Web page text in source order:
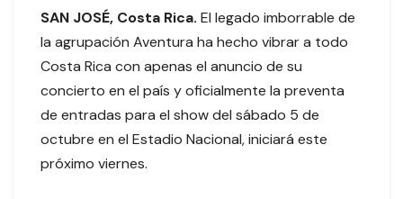
SAN JOSÉ, Costa Rica. El legado imborrable de
la agrupación Aventura ha hecho vibrar a todo
Costa Rica con apenas el anuncio de su
concierto en el país y oficialmente la preventa
de entradas para el show del sábado 5 de
octubre en el Estadio Nacional, iniciará este
próximo viernes.